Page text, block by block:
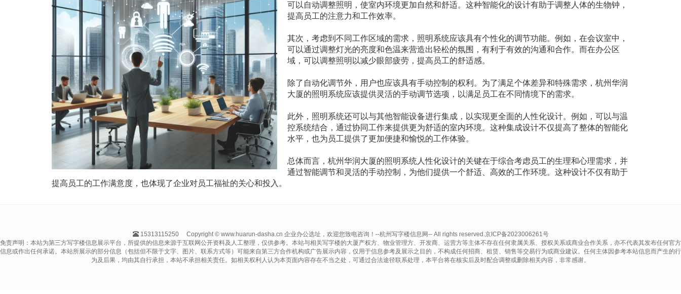
可以自动调整照明，使室内环境更加自然和舒适。这种智能化的设计有助于调整人体的生物钟，
提高员工的注意力和工作效率。
其次，考虑到不同工作区域的需求，照明系统应该具有个性化的调节功能。例如，在会议室中，
可以通过调整灯光的亮度和色温来营造出轻松的氛围，有利于有效的沟通和合作。而在办公区
域，可以调整照明以减少眼部疲劳，提高员工的舒适感。
除了自动化调节外，用户也应该具有手动控制的权利。为了满足个体差异和特殊需求，杭州华润
大厦的照明系统应该提供灵活的手动调节选项，以满足员工在不同情境下的需求。
此外，照明系统还可以与其他智能设备进行集成，以实现更全面的人性化设计。例如，可以与温
控系统结合，通过协同工作来提供更为舒适的室内环境。这种集成设计不仅提高了整体的智能化
水平，也为员工提供了更加便捷和愉悦的工作体验。
总体而言，杭州华润大厦的照明系统人性化设计的关键在于综合考虑员工的生理和心理需求，并
通过智能调节和灵活的手动控制，为他们提供一个舒适、高效的工作环境。这种设计不仅有助于
提高员工的工作满意度，也体现了企业对员工福祉的关心和投入。
15313115250 Copyright © www.huarun-dasha.cn 企业办公选址，欢迎您致电咨询！--杭州写字楼信息网-- All rights reserved.京ICP备2023006261号
免责声明：本站为第三方写字楼信息展示平台，所提供的信息来源于互联网公开资料及人工整理，仅供参考。本站与相关写字楼的大厦产权方、物业管理方、开发商、运营方等主体不存在任何隶属关系、授权关系或商业合作关系，亦不代表其发布任何官方
信息或作出任何承诺。本站所展示的部分信息（包括但不限于文字、图片、联系方式等）可能来自第三方合作机构或广告展示内容，仅用于信息参考及展示之目的，不构成任何招商、租赁、销售等交易行为或商业建议。任何主体因参考本站信息而产生的行
为及后果，均由其自行承担，本站不承担相关责任。如相关权利人认为本页面内容存在不当之处，可通过合法途径联系处理，本平台将在核实后及时配合调整或删除相关内容，非常感谢。